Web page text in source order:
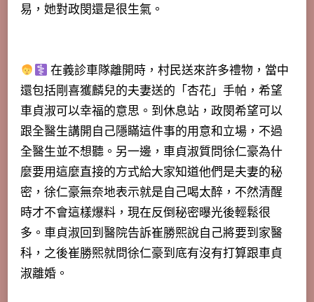
易，她對政閔還是很生氣。
在義診車隊離開時，村民送來許多禮物，當中
還包括剛喜獲麟兒的夫妻送的 「杏花」手帕，希望
車貞淑可以幸福的意思 。到休息站，政閔希望可以
跟全醫生講開自己隱瞞這件事的用意和立場，不過
全醫生並不想聽。另一邊，車貞淑質問徐仁豪為什
麼要用這麼直接的方式給大家知道他們是夫妻的秘
密，徐仁豪無奈地表示就是自己喝太醉，不然清醒
時才不會這樣爆料，現在反倒秘密曝光後輕鬆很
多。車貞淑回到醫院告訴崔勝熙說自己將要到家醫
科，之後崔勝熙就問徐仁豪到底有沒有打算跟車貞
淑離婚。